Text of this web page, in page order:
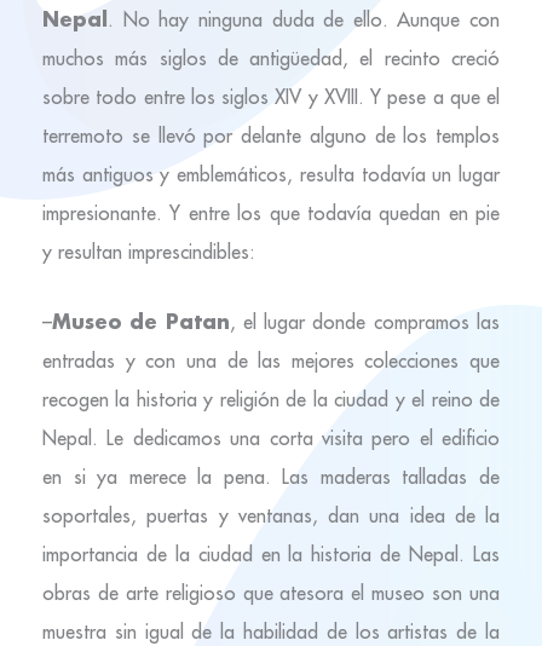
Nepal . No hay ninguna duda de ello. Aunque con
muchos más siglos de antigüedad, el recinto creció
sobre todo entre los siglos XIV y XVIII. Y pese a que el
terremoto se llevó por delante alguno de los templos
más antiguos y emblemáticos, resulta todavía un lugar
impresionante. Y entre los que todavía quedan en pie
y resultan imprescindibles:
–Museo de Patan, el lugar donde compramos las
entradas y con una de las mejores colecciones que
recogen la historia y religión de la ciudad y el reino de
Nepal. Le dedicamos una corta visita pero el edificio
en si ya merece la pena. Las maderas talladas de
soportales, puertas y ventanas, dan una idea de la
importancia de la ciudad en la historia de Nepal. Las
obras de arte religioso que atesora el museo son una
muestra sin igual de la habilidad de los artistas de la